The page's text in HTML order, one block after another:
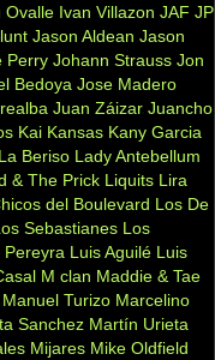
Ovalle Ivan Villazon JAF JP
Jason Aldean Jason
Perry Johann Strauss Jon
Bedoya Jose Madero
Juan Záizar Juancho
Kai Kansas Kany Garcia
La Beriso Lady Antebellum
& The Prick Liquits Lira
del Boulevard Los De
Sebastianes Los
Pereyra Luis Aguilé Luis
M clan Maddie & Tae
Manuel Turizo Marcelino
Sanchez Martín Urieta
Mijares Mike Oldfield